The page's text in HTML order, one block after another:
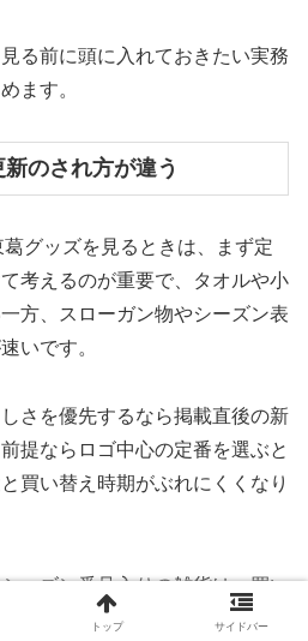
る前に頭に入れておきたい実務
ます。
のされ方が違う
グッズを見るときは、まず定
考えるのが重要で、タオルや小
方、スローガン物やシーズン表
いです。
さを優先するなら掲載直後の新
提ならロゴ中心の定番を選ぶと
買い替え時期がぶれにくくなり
ーズン番号入りの雑貨は、買い
にくいことが多いので、後回し
トップ サイドバー